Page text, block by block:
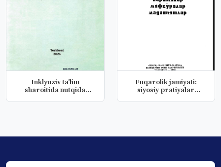
Inklyuziv ta'lim
sharoitida nutqida
Fuqarolik jamiyati:
siyosiy pratiyalar